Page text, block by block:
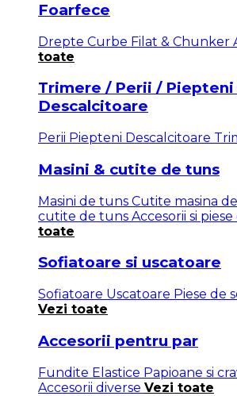
Foarfece
Drepte Curbe Filat & Chunker
toate
Trimere / Perii / Piepteni
Descalcitoare
Perii Piepteni Descalcitoare
Masini & cutite de tuns
Masini de tuns Cutite masina
cutite de tuns Accesorii si
toate
Sofiatoare si uscatoare
Sofiatoare Uscatoare Piese de
Vezi toate
Accesorii pentru par
Fundite Elastice Papioane si
Accesorii diverse Vezi toate